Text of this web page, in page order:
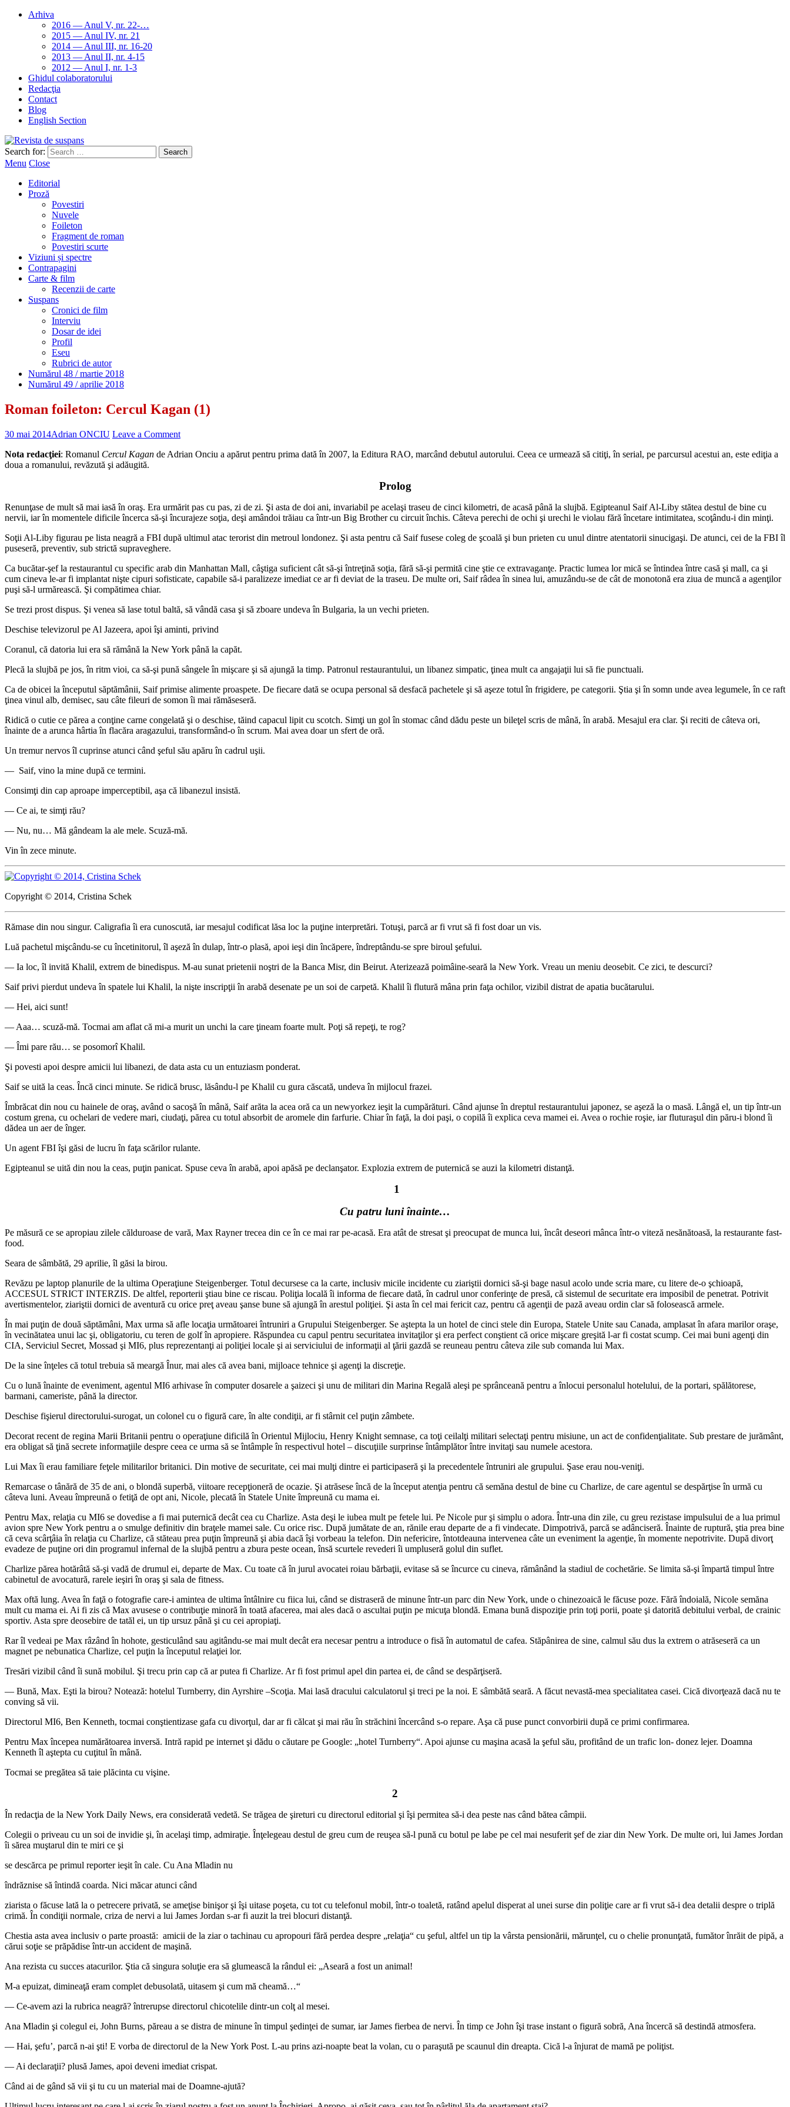
Arhiva
2016 — Anul V, nr. 22-…
2015 — Anul IV, nr. 21
2014 — Anul III, nr. 16-20
2013 — Anul II, nr. 4-15
2012 — Anul I, nr. 1-3
Ghidul colaboratorului
Redacţia
Contact
Blog
English Section
Search for:
Menu Close
Editorial
Proză
Povestiri
Nuvele
Foileton
Fragment de roman
Povestiri scurte
Viziuni și spectre
Contrapagini
Carte & film
Recenzii de carte
Suspans
Cronici de film
Interviu
Dosar de idei
Profil
Eseu
Rubrici de autor
Numărul 48 / martie 2018
Numărul 49 / aprilie 2018
Roman foileton: Cercul Kagan (1)
30 mai 2014Adrian ONCIU Leave a Comment
Nota redacţiei: Romanul Cercul Kagan de Adrian Onciu a apărut pentru prima dată în 2007, la Editura RAO, marcând debutul autorului. Ceea ce urmează să citiţi, în serial, pe parcursul acestui an, este ediţia a
doua a romanului, revăzută şi adăugită.
Prolog
Renunţase de mult să mai iasă în oraş. Era urmărit pas cu pas, zi de zi. Şi asta de doi ani, invariabil pe acelaşi traseu de cinci kilometri, de acasă până la slujbă. Egipteanul Saif Al-Liby stătea destul de bine cu
nervii, iar în momentele dificile încerca să-şi încurajeze soţia, deşi amândoi trăiau ca într-un Big Brother cu circuit închis. Câteva perechi de ochi şi urechi le violau fără încetare intimitatea, scoţându-i din minţi.
Soţii Al-Liby figurau pe lista neagră a FBI după ultimul atac terorist din metroul londonez. Şi asta pentru că Saif fusese coleg de şcoală şi bun prieten cu unul dintre atentatorii sinucigaşi. De atunci, cei de la FBI îl
puseseră, preventiv, sub strictă supraveghere.
Ca bucătar-şef la restaurantul cu specific arab din Manhattan Mall, câştiga suficient cât să-şi întreţină soţia, fără să-şi permită cine ştie ce extravaganţe. Practic lumea lor mică se întindea între casă şi mall, ca şi
cum cineva le-ar fi implantat nişte cipuri sofisticate, capabile să-i paralizeze imediat ce ar fi deviat de la traseu. De multe ori, Saif râdea în sinea lui, amuzându-se de cât de monotonă era ziua de muncă a agenţilor
puşi să-l urmărească. Şi compătimea chiar.
Se trezi prost dispus. Şi venea să lase totul baltă, să vândă casa şi să zboare undeva în Bulgaria, la un vechi prieten.
Deschise televizorul pe Al Jazeera, apoi îşi aminti, privind
Coranul, că datoria lui era să rămână la New York până la capăt.
Plecă la slujbă pe jos, în ritm vioi, ca să-şi pună sângele în mişcare şi să ajungă la timp. Patronul restaurantului, un libanez simpatic, ţinea mult ca angajaţii lui să fie punctuali.
Ca de obicei la începutul săptămânii, Saif primise alimente proaspete. De fiecare dată se ocupa personal să desfacă pachetele şi să aşeze totul în frigidere, pe categorii. Ştia şi în somn unde avea legumele, în ce raft
ţinea vinul alb, demisec, sau câte fileuri de somon îi mai rămăseseră.
Ridică o cutie ce părea a conţine carne congelată şi o deschise, tăind capacul lipit cu scotch. Simţi un gol în stomac când dădu peste un bileţel scris de mână, în arabă. Mesajul era clar. Şi reciti de câteva ori,
înainte de a arunca hârtia în flacăra aragazului, transformând-o în scrum. Mai avea doar un sfert de oră.
Un tremur nervos îl cuprinse atunci când şeful său apăru în cadrul uşii.
— Saif, vino la mine după ce termini.
Consimţi din cap aproape imperceptibil, aşa că libanezul insistă.
— Ce ai, te simţi rău?
— Nu, nu… Mă gândeam la ale mele. Scuză-mă.
Vin în zece minute.
Copyright © 2014, Cristina Schek
Rămase din nou singur. Caligrafia îi era cunoscută, iar mesajul codificat lăsa loc la puţine interpretări. Totuşi, parcă ar fi vrut să fi fost doar un vis.
Luă pachetul mişcându-se cu încetinitorul, îl aşeză în dulap, într-o plasă, apoi ieşi din încăpere, îndreptându-se spre biroul şefului.
— Ia loc, îl invită Khalil, extrem de binedispus. M-au sunat prietenii noştri de la Banca Misr, din Beirut. Aterizează poimâine-seară la New York. Vreau un meniu deosebit. Ce zici, te descurci?
Saif privi pierdut undeva în spatele lui Khalil, la nişte inscripţii în arabă desenate pe un soi de carpetă. Khalil îi flutură mâna prin faţa ochilor, vizibil distrat de apatia bucătarului.
— Hei, aici sunt!
— Aaa… scuză-mă. Tocmai am aflat că mi-a murit un unchi la care ţineam foarte mult. Poţi să repeţi, te rog?
— Îmi pare rău… se posomorî Khalil.
Şi povesti apoi despre amicii lui libanezi, de data asta cu un entuziasm ponderat.
Saif se uită la ceas. Încă cinci minute. Se ridică brusc, lăsându-l pe Khalil cu gura căscată, undeva în mijlocul frazei.
Îmbrăcat din nou cu hainele de oraş, având o sacoşă în mână, Saif arăta la acea oră ca un newyorkez ieşit la cumpărături. Când ajunse în dreptul restaurantului japonez, se aşeză la o masă. Lângă el, un tip într-un
costum grena, cu ochelari de vedere mari, ciudaţi, părea cu totul absorbit de aromele din farfurie. Chiar în faţă, la doi paşi, o copilă îi explica ceva mamei ei. Avea o rochie roşie, iar fluturaşul din păru-i blond îi
dădea un aer de înger.
Un agent FBI îşi găsi de lucru în faţa scărilor rulante.
Egipteanul se uită din nou la ceas, puţin panicat. Spuse ceva în arabă, apoi apăsă pe declanşator. Explozia extrem de puternică se auzi la kilometri distanţă.
1
Cu patru luni înainte…
Pe măsură ce se apropiau zilele călduroase de vară, Max Rayner trecea din ce în ce mai rar pe-acasă. Era atât de stresat şi preocupat de munca lui, încât deseori mânca într-o viteză nesănătoasă, la restaurante fast-
food.
Seara de sâmbătă, 29 aprilie, îl găsi la birou.
Revăzu pe laptop planurile de la ultima Operaţiune Steigenberger. Totul decursese ca la carte, inclusiv micile incidente cu ziariştii dornici să-şi bage nasul acolo unde scria mare, cu litere de-o şchioapă,
ACCESUL STRICT INTERZIS. De altfel, reporterii ştiau bine ce riscau. Poliţia locală îi informa de fiecare dată, în cadrul unor conferinţe de presă, că sistemul de securitate era imposibil de penetrat. Potrivit
avertismentelor, ziariştii dornici de aventură cu orice preţ aveau şanse bune să ajungă în arestul poliţiei. Şi asta în cel mai fericit caz, pentru că agenţii de pază aveau ordin clar să folosească armele.
În mai puţin de două săptămâni, Max urma să afle locaţia următoarei întruniri a Grupului Steigenberger. Se aştepta la un hotel de cinci stele din Europa, Statele Unite sau Canada, amplasat în afara marilor oraşe,
în vecinătatea unui lac şi, obligatoriu, cu teren de golf în apropiere. Răspundea cu capul pentru securitatea invitaţilor şi era perfect conştient că orice mişcare greşită l-ar fi costat scump. Cei mai buni agenţi din
CIA, Serviciul Secret, Mossad şi MI6, plus reprezentanţi ai poliţiei locale şi ai serviciului de informaţii al ţării gazdă se reuneau pentru câteva zile sub comanda lui Max.
De la sine înţeles că totul trebuia să meargă Înur, mai ales că avea bani, mijloace tehnice şi agenţi la discreţie.
Cu o lună înainte de eveniment, agentul MI6 arhivase în computer dosarele a şaizeci şi unu de militari din Marina Regală aleşi pe sprânceană pentru a înlocui personalul hotelului, de la portari, spălătorese,
barmani, cameriste, până la director.
Deschise fişierul directorului-surogat, un colonel cu o figură care, în alte condiţii, ar fi stârnit cel puţin zâmbete.
Decorat recent de regina Marii Britanii pentru o operaţiune dificilă în Orientul Mijlociu, Henry Knight semnase, ca toţi ceilalţi militari selectaţi pentru misiune, un act de confidenţialitate. Sub prestare de jurământ,
era obligat să ţină secrete informaţiile despre ceea ce urma să se întâmple în respectivul hotel – discuţiile surprinse întâmplător între invitaţi sau numele acestora.
Lui Max îi erau familiare feţele militarilor britanici. Din motive de securitate, cei mai mulţi dintre ei participaseră şi la precedentele întruniri ale grupului. Şase erau nou-veniţi.
Remarcase o tânără de 35 de ani, o blondă superbă, viitoare recepţioneră de ocazie. Şi atrăsese încă de la început atenţia pentru că semăna destul de bine cu Charlize, de care agentul se despărţise în urmă cu
câteva luni. Aveau împreună o fetiţă de opt ani, Nicole, plecată în Statele Unite împreună cu mama ei.
Pentru Max, relaţia cu MI6 se dovedise a fi mai puternică decât cea cu Charlize. Asta deşi le iubea mult pe fetele lui. Pe Nicole pur şi simplu o adora. Într-una din zile, cu greu rezistase impulsului de a lua primul
avion spre New York pentru a o smulge definitiv din braţele mamei sale. Cu orice risc. După jumătate de an, rănile erau departe de a fi vindecate. Dimpotrivă, parcă se adânciseră. Înainte de ruptură, ştia prea bine
că ceva scârţâia în relaţia cu Charlize, că stăteau prea puţin împreună şi abia dacă îşi vorbeau la telefon. Din nefericire, întotdeauna intervenea câte un eveniment la agenţie, în momente nepotrivite. După divorţ
evadeze de puţine ori din programul infernal de la slujbă pentru a zbura peste ocean, însă scurtele revederi îi umpluseră golul din suflet.
Charlize părea hotărâtă să-şi vadă de drumul ei, departe de Max. Cu toate că în jurul avocatei roiau bărbaţii, evitase să se încurce cu cineva, rămânând la stadiul de cochetărie. Se limita să-şi împartă timpul între
cabinetul de avocatură, rarele ieşiri în oraş şi sala de fitness.
Max oftă lung. Avea în faţă o fotografie care-i amintea de ultima întâlnire cu fiica lui, când se distraseră de minune într-un parc din New York, unde o chinezoaică le făcuse poze. Fără îndoială, Nicole semăna
mult cu mama ei. Ai fi zis că Max avusese o contribuţie minoră în toată afacerea, mai ales dacă o ascultai puţin pe micuţa blondă. Emana bună dispoziţie prin toţi porii, poate şi datorită debitului verbal, de crainic
sportiv. Asta spre deosebire de tatăl ei, un tip ursuz până şi cu cei apropiaţi.
Rar îl vedeai pe Max râzând în hohote, gesticulând sau agitându-se mai mult decât era necesar pentru a introduce o fisă în automatul de cafea. Stăpânirea de sine, calmul său dus la extrem o atrăseseră ca un
magnet pe nebunatica Charlize, cel puţin la începutul relaţiei lor.
Tresări vizibil când îi sună mobilul. Şi trecu prin cap că ar putea fi Charlize. Ar fi fost primul apel din partea ei, de când se despărţiseră.
— Bună, Max. Eşti la birou? Notează: hotelul Turnberry, din Ayrshire –Scoţia. Mai lasă dracului calculatorul şi treci pe la noi. E sâmbătă seară. A făcut nevastă-mea specialitatea casei. Cică divorţează dacă nu te
conving să vii.
Directorul MI6, Ben Kenneth, tocmai conştientizase gafa cu divorţul, dar ar fi călcat şi mai rău în străchini încercând s-o repare. Aşa că puse punct convorbirii după ce primi confirmarea.
Pentru Max începea numărătoarea inversă. Intră rapid pe internet şi dădu o căutare pe Google: „hotel Turnberry“. Apoi ajunse cu maşina acasă la şeful său, profitând de un trafic lon- donez lejer. Doamna
Kenneth îl aştepta cu cuţitul în mână.
Tocmai se pregătea să taie plăcinta cu vişine.
2
În redacţia de la New York Daily News, era considerată vedetă. Se trăgea de şireturi cu directorul editorial şi îşi permitea să-i dea peste nas când bătea câmpii.
Colegii o priveau cu un soi de invidie şi, în acelaşi timp, admiraţie. Înţelegeau destul de greu cum de reuşea să-l pună cu botul pe labe pe cel mai nesuferit şef de ziar din New York. De multe ori, lui James Jordan
îi sărea muştarul din te miri ce şi
se descărca pe primul reporter ieşit în cale. Cu Ana Mladin nu
îndrăznise să întindă coarda. Nici măcar atunci când
ziarista o făcuse lată la o petrecere privată, se ameţise binişor şi îşi uitase poşeta, cu tot cu telefonul mobil, într-o toaletă, ratând apelul disperat al unei surse din poliţie care ar fi vrut să-i dea detalii despre o triplă
crimă. În condiţii normale, criza de nervi a lui James Jordan s-ar fi auzit la trei blocuri distanţă.
Chestia asta avea inclusiv o parte proastă: amicii de la ziar o tachinau cu apropouri fără perdea despre „relaţia“ cu şeful, altfel un tip la vârsta pensionării, mărunţel, cu o chelie pronunţată, fumător înrăit de pipă, a
cărui soţie se prăpădise într-un accident de maşină.
Ana rezista cu succes atacurilor. Ştia că singura soluţie era să glumească la rândul ei: „Aseară a fost un animal!
M-a epuizat, dimineaţă eram complet debusolată, uitasem şi cum mă cheamă…“
— Ce-avem azi la rubrica neagră? întrerupse directorul chicotelile dintr-un colţ al mesei.
Ana Mladin şi colegul ei, John Burns, păreau a se distra de minune în timpul şedinţei de sumar, iar James fierbea de nervi. În timp ce John îşi trase instant o figură sobră, Ana încercă să destindă atmosfera.
— Hai, şefu’, parcă n-ai şti! E vorba de directorul de la New York Post. L-au prins azi-noapte beat la volan, cu o paraşută pe scaunul din dreapta. Cică l-a înjurat de mamă pe poliţist.
— Ai declaraţii? plusă James, apoi deveni imediat crispat.
Când ai de gând să vii şi tu cu un material mai de Doamne-ajută?